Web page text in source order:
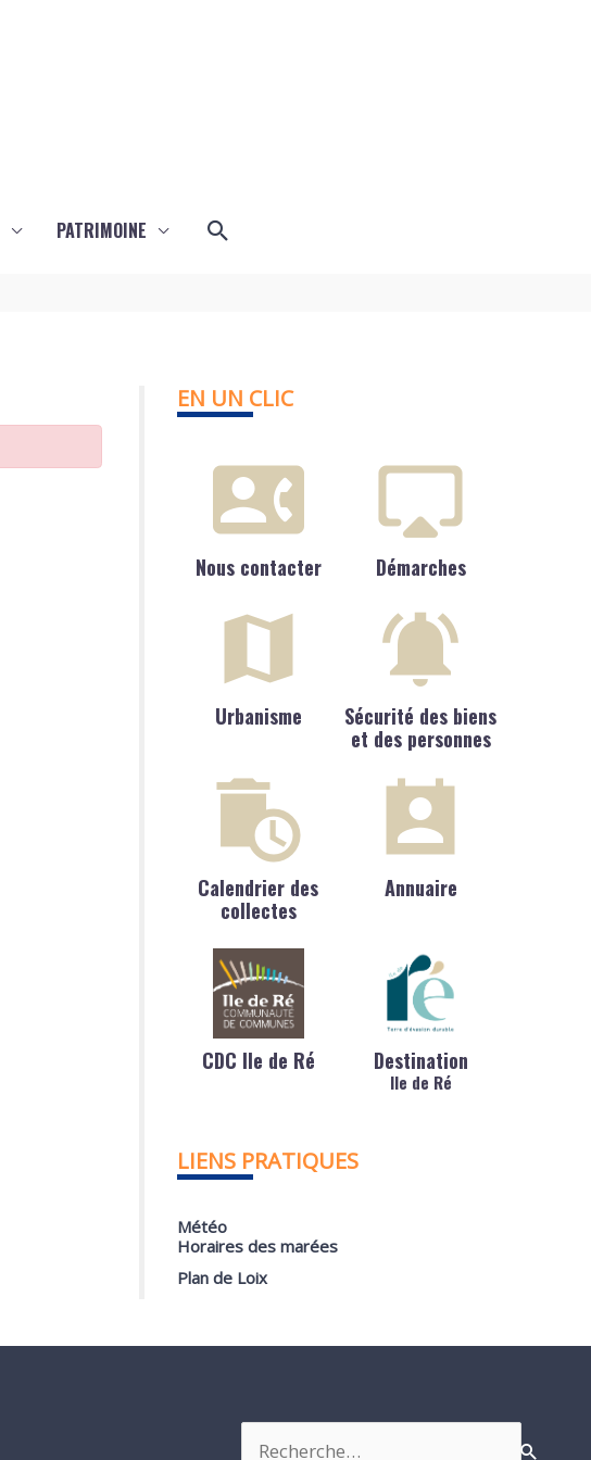
PATRIMOINE Rechercher
EN UN CLIC
Nous contacter Démarches
Urbanisme
Sécurité des biens
et des personnes
Calendrier des
collectes
Annuaire
CDC Ile de Ré Destination
Ile de Ré
LIENS PRATIQUES
Météo
Horaires des marées
Plan de Loix